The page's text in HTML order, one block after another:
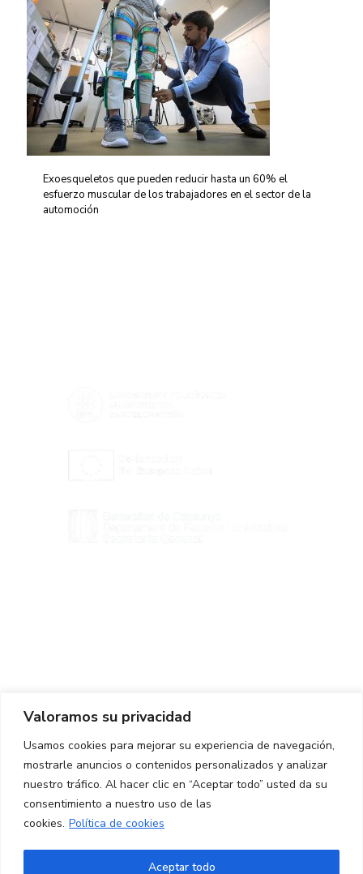
Valoramos su privacidad
Usamos cookies para mejorar su experiencia de navegación,
mostrarle anuncios o contenidos personalizados y analizar
nuestro tráfico. Al hacer clic en “Aceptar todo” usted da su
consentimiento a nuestro uso de las
cookies. Política de cookies
Aceptar todo
Exoesqueletos que pueden reducir hasta un 60% el
esfuerzo muscular de los trabajadores en el sector de la
automoción
CONTACTO
Ed. K2M (Planta 1, Oficina 106)
C/ Jordi Girona 1-3
08034 Barcelona (España)
+34 93 405 44 03